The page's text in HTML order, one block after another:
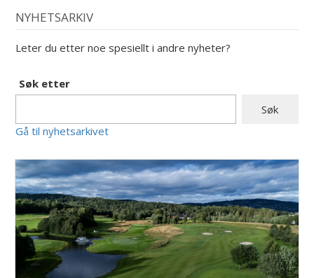
NYHETSARKIV
Leter du etter noe spesiellt i andre nyheter?
Søk etter
Gå til nyhetsarkivet